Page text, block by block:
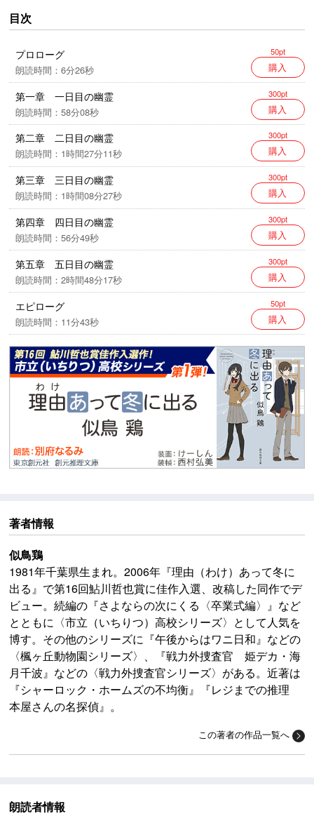
第三者の立会いが必要だ。……かくして第三者として
白羽の矢を立てられた葉山君は夜の芸術棟へと足を運
ぶが、予想に反して幽霊は本当に現れた！ にわか高
校生探偵団が解明した幽霊騒ぎの真相とは？ 第16回
鮎川哲也賞に佳作入選したコミカルなミステリ。
＜版権表示＞
(P)似鳥鶏・東京創元社・RRJ Inc.
目次
プロローグ
朗読時間：6分26秒
50pt
購入
第一章 一日目の幽霊
朗読時間：58分08秒
300pt
購入
第二章 二日目の幽霊
朗読時間：1時間27分11秒
300pt
購入
第三章 三日目の幽霊
朗読時間：1時間08分27秒
300pt
購入
第四章 四日目の幽霊
朗読時間：56分49秒
300pt
購入
第五章 五日目の幽霊
朗読時間：2時間48分17秒
300pt
購入
エピローグ
朗読時間：11分43秒
50pt
購入
著者情報
似鳥鶏
1981年千葉県生まれ。2006年『理由（わけ）あって冬に
出る』で第16回鮎川哲也賞に佳作入選、改稿した同作でデ
ビュー。続編の『さよならの次にくる〈卒業式編〉』など
とともに〈市立（いちりつ）高校シリーズ〉として人気を
博す。その他のシリーズに『午後からはワニ日和』などの
〈楓ヶ丘動物園シリーズ〉、『戦力外捜査官 姫デカ・海
月千波』などの〈戦力外捜査官シリーズ〉がある。近著は
『シャーロック・ホームズの不均衡』『レジまでの推理
本屋さんの名探偵』。
この著者の作品一覧へ
朗読者情報